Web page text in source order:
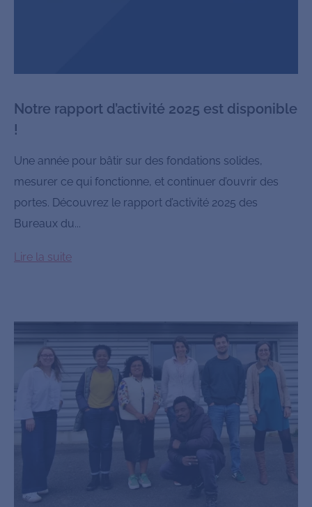
Notre rapport d’activité 2025 est disponible
!
Une année pour bâtir sur des fondations solides,
mesurer ce qui fonctionne, et continuer d’ouvrir des
portes. Découvrez le rapport d’activité 2025 des
Bureaux du...
Lire la suite